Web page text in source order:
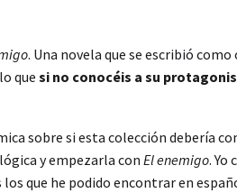
. Una novela que se escribió
que si no conocéis a su
sobre si esta colección debería
y empezarla con El enemigo. Yo
que he podido encontrar en